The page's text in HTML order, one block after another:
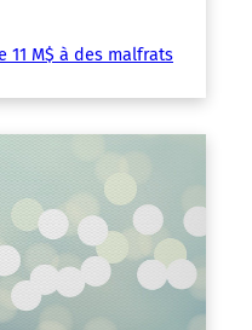
11 M$ à des malfrats